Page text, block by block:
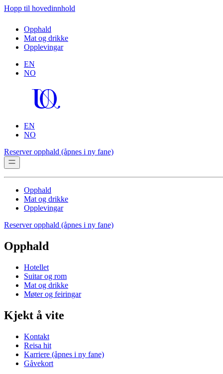
Hopp til hovedinnhold
Opphald
Mat og drikke
Opplevingar
EN
NO
EN
NO
Reserver opphald (åpnes i ny fane)
Opphald
Mat og drikke
Opplevingar
Reserver opphald (åpnes i ny fane)
Opphald
Hotellet
Suitar og rom
Mat og drikke
Møter og feiringar
Kjekt å vite
Kontakt
Reisa hit
Karriere (åpnes i ny fane)
Gåvekort